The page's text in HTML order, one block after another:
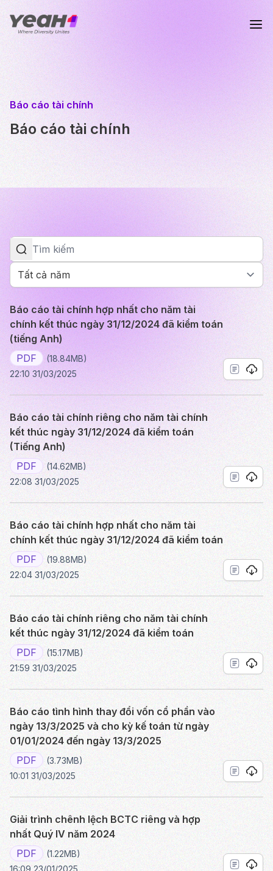
Báo cáo tài chính
Báo cáo tài chính
Báo cáo tài chính hợp nhất cho năm tài
chính kết thúc ngày 31/12/2024 đã kiểm toán
(tiếng Anh)
PDF
(18.84MB)
22:10 31/03/2025
Báo cáo tài chính riêng cho năm tài chính
kết thúc ngày 31/12/2024 đã kiểm toán
(Tiếng Anh)
PDF
(14.62MB)
22:08 31/03/2025
Báo cáo tài chính hợp nhất cho năm tài
chính kết thúc ngày 31/12/2024 đã kiểm toán
PDF
(19.88MB)
22:04 31/03/2025
Báo cáo tài chính riêng cho năm tài chính
kết thúc ngày 31/12/2024 đã kiểm toán
PDF
(15.17MB)
21:59 31/03/2025
Báo cáo tình hình thay đổi vốn cổ phần vào
ngày 13/3/2025 và cho kỳ kế toán từ ngày
01/01/2024 đến ngày 13/3/2025
PDF
(3.73MB)
10:01 31/03/2025
Giải trình chênh lệch BCTC riêng và hợp
nhất Quý IV năm 2024
PDF
(1.22MB)
16:09 23/01/2025